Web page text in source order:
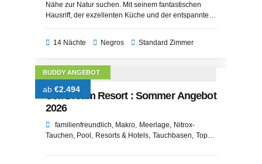
Nähe zur Natur suchen. Mit seinem fantastischen
Hausriff, der exzellenten Küche und der entspannten
14 Nächte Negros Standard Zimmer
BUDDY ANGEBOT
ab €2.494
Sea Dream Resort : Sommer Angebot
2026
familienfreundlich Makro Meerlage
Nitrox-
Tauchen
Pool Resorts & Hotels Tauchbasen Top-